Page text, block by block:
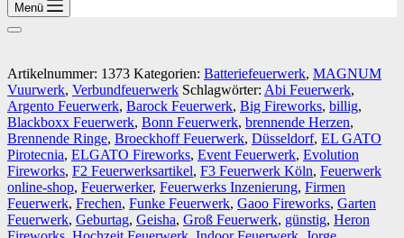
Menü
Artikelnummer: 1373 Kategorien: Batteriefeuerwerk, MAGNUM
Vuurwerk, Verbundfeuerwerk Schlagwörter: Abi Feuerwerk,
Argento Feuerwerk, Barock Feuerwerk, Big Fireworks, billig,
Blackboxx Feuerwerk, Bonn Feuerwerk, brennende Herzen,
Brennende Ringe, Broeckhoff Feuerwerk, Düsseldorf, EL GATO
Pirotecnia, ELGATO Fireworks, Event Feuerwerk, Evolution
Fireworks, F2 Feuerwerksartikel, F3 Feuerwerk Köln, Feuerwerk
online-shop, Feuerwerker, Feuerwerks Inzenierung, Firmen
Feuerwerk, Frechen, Funke Feuerwerk, Gaoo Fireworks, Garten
Feuerwerk, Geburtag, Geisha, Groß Feuerwerk, günstig, Heron